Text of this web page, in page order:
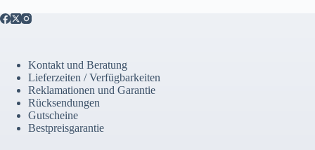
der
Produktseite
gewählt
werden
Kontakt und Beratung
Lieferzeiten / Verfügbarkeiten
Reklamationen und Garantie
Rücksendungen
Gutscheine
Bestpreisgarantie